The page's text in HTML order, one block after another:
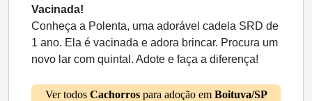
Vacinada!
Conheça a Polenta, uma adorável cadela SRD de
1 ano. Ela é vacinada e adora brincar. Procura um
novo lar com quintal. Adote e faça a diferença!
Ver todos Cachorrospara adoção em Boituva/SP